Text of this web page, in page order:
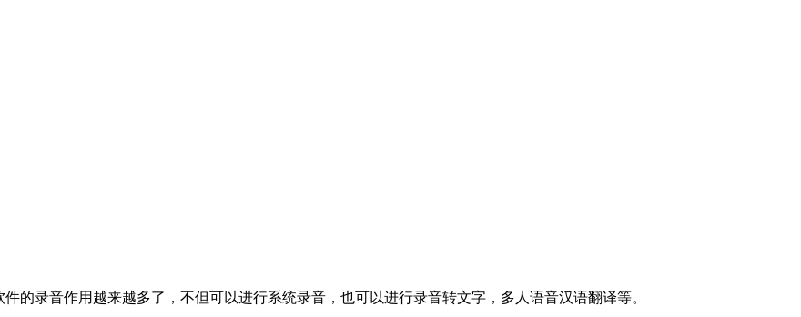
的录音作用越来越多了，不但可以进行系统录音，也可以进行录音转文字，多人语音汉语翻译等。